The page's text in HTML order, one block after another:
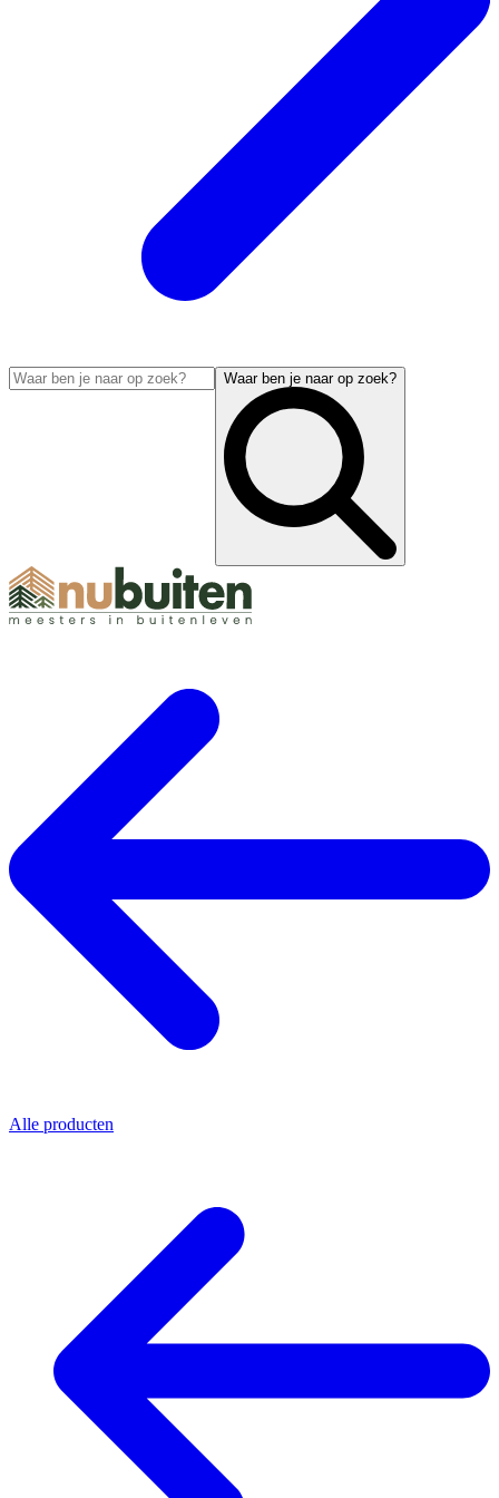
Waar ben je naar op zoek?
Alle producten